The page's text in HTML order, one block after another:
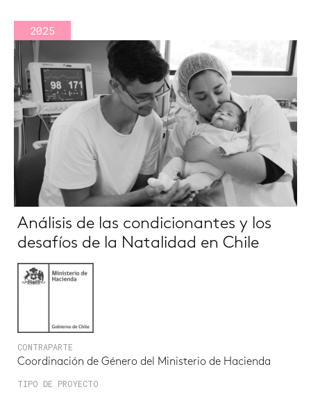
2025
Análisis de las condicionantes y los
desafíos de la Natalidad en Chile
CONTRAPARTE
Coordinación de Género del Ministerio de Hacienda
TIPO DE PROYECTO